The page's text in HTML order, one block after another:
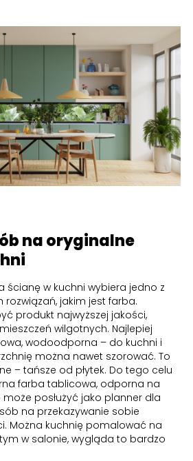
na oryginalne
ścianę w kuchni wybiera jedno z
jakim jest farba.
produkt najwyższej jakości,
wilgotnych. Najlepiej
wodoodporna – do kuchni i
można nawet szorować. To
– tańsze od płytek. Do tego celu
farba tablicowa, odporna na
posłużyć jako planner dla
na przekazywanie sobie
Można kuchnię pomalować na
w salonie, wygląda to bardzo